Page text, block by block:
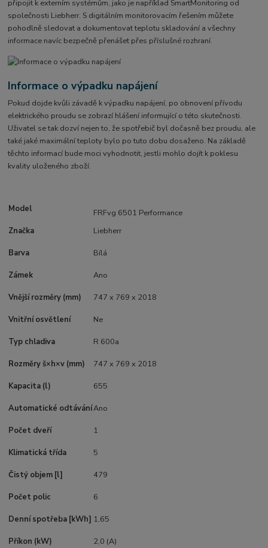
připojit k externím systémům, jako je například SmartMonitoring od
společnosti Liebherr. S digitálním monitorovacím řešením můžete
pohodlně sledovat a dokumentovat teplotu skladování a všechny
informace navíc bezpečně přenášet přes příslušné rozhraní.
Informace o výpadku napájení
Pokud dojde kvůli závadě k výpadku napájení, po obnovení přívodu
elektrického proudu se zobrazí hlášení informující o této skutečnosti.
Uživatel se tak dozví nejen to, že spotřebič byl dočasně bez proudu, ale
také jaké maximální teploty bylo po tuto dobu dosaženo. Na základě
těchto informací bude moci vyhodnotit, jestli mohlo dojít k poklesu
kvality uloženého zboží.
Model
FRFvg 6501 Performance
Značka
Liebherr
Barva Bílá
Zámek Ano
Vnější rozměry (mm) 747 x 769 x 2018
Vnitřní osvětlení Ne
Typ chladiva R 600a
Rozměry š×h×v (mm) 747 x 769 x 2018
Kapacita (l) 655
Automatické odtáváníAno
Počet dveří 1
Klimatická třída 5
Čistý objem [l] 479
Počet polic 6
Denní spotřeba [kWh] 1,65
Příkon (kW) 2,0 (A)